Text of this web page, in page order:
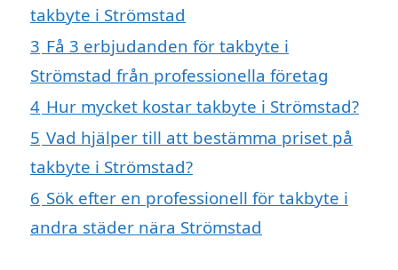
takbyte i Strömstad
3 Få 3 erbjudanden för takbyte i
Strömstad från professionella företag
4 Hur mycket kostar takbyte i Strömstad?
5 Vad hjälper till att bestämma priset på
takbyte i Strömstad?
6 Sök efter en professionell för takbyte i
andra städer nära Strömstad